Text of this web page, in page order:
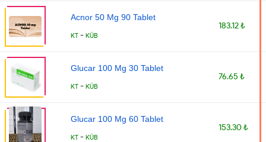
Acnor 50 Mg 90 Tablet
KT - KÜB
183.12 ₺
Glucar 100 Mg 30 Tablet
KT - KÜB
76.65 ₺
Glucar 100 Mg 60 Tablet
KT - KÜB
153.30 ₺